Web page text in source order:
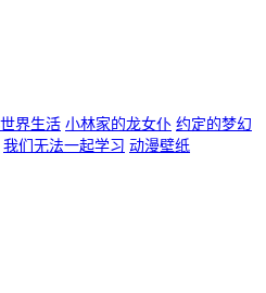
界生活 小林家的龙女仆 约定的梦幻
我们无法一起学习 动漫壁纸